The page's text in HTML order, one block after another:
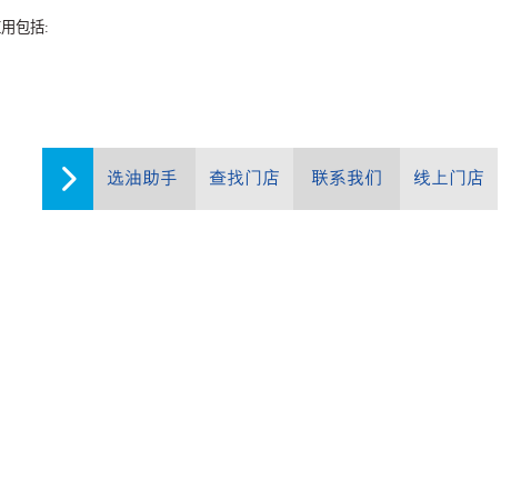
选油助手 查找门店 联系我们 线上门店
包括: